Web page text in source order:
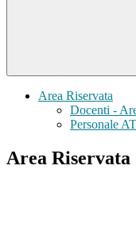
Area Riservata
Docenti -
Personale
Area Riservata